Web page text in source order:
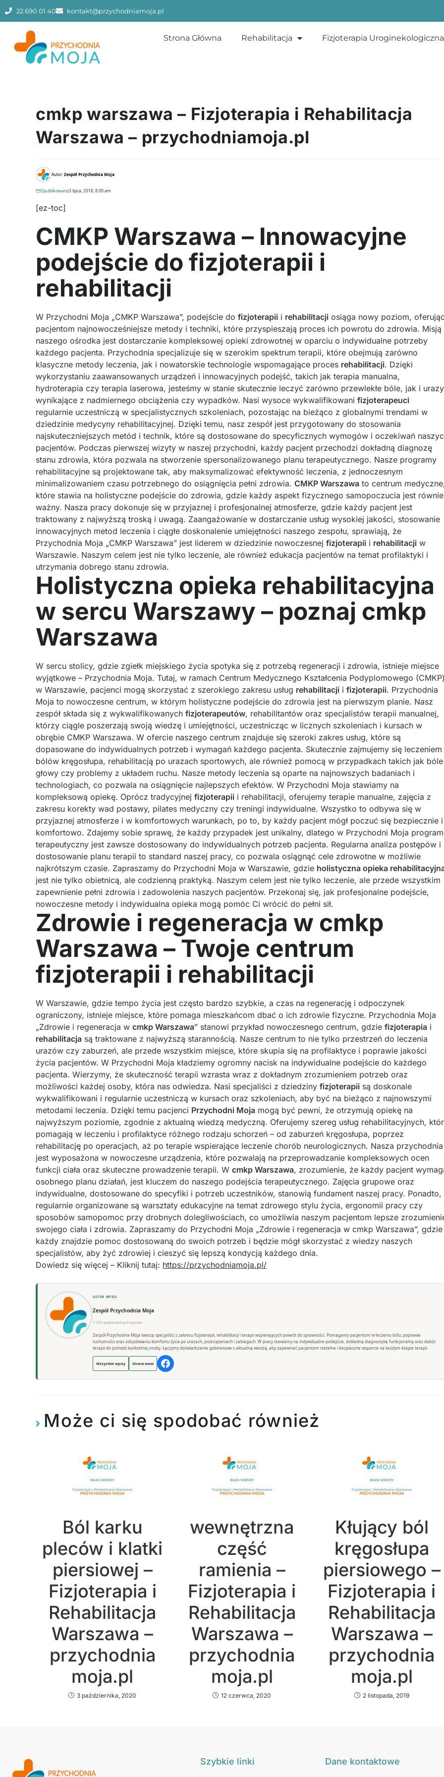
22 690 01 40 kontakt@przychodniamoja.pl
Strona Główna Rehabilitacja Fizjoterapia Uroginekologiczna
cmkp warszawa – Fizjoterapia i Rehabilitacja
Warszawa – przychodniamoja.pl
Autor:Zespół Przychodnia Moja
Opublikowano3 lipca, 2018, 8:00 am
[ez-toc]
CMKP Warszawa – Innowacyjne
podejście do fizjoterapii i
rehabilitacji
W Przychodni Moja „CMKP Warszawa”, podejście do fizjoterapii i rehabilitacji osiąga nowy poziom,
pacjentom najnowocześniejsze metody i techniki, które przyspieszają proces ich powrotu do zdrowia. Misją
naszego ośrodka jest dostarczanie kompleksowej opieki zdrowotnej w oparciu o indywidualne potrzeby
każdego pacjenta. Przychodnia specjalizuje się w szerokim spektrum terapii, które obejmują zarówno
klasyczne metody leczenia, jak i nowatorskie technologie wspomagające proces rehabilitacji. Dzięki
wykorzystaniu zaawansowanych urządzeń i innowacyjnych podejść, takich jak terapia manualna,
hydroterapia czy terapia laserowa, jesteśmy w stanie skutecznie leczyć zarówno przewlekłe bóle, jak i urazy
wynikające z nadmiernego obciążenia czy wypadków. Nasi wysoce wykwalifikowani fizjoterapeuci
regularnie uczestniczą w specjalistycznych szkoleniach, pozostając na bieżąco z globalnymi trendami w
dziedzinie medycyny rehabilitacyjnej. Dzięki temu, nasz zespół jest przygotowany do stosowania
najskuteczniejszych metód i technik, które są dostosowane do specyficznych wymogów i oczekiwań
pacjentów. Podczas pierwszej wizyty w naszej przychodni, każdy pacjent przechodzi dokładną diagnozę
stanu zdrowia, która pozwala na stworzenie spersonalizowanego planu terapeutycznego. Nasze programy
rehabilitacyjne są projektowane tak, aby maksymalizować efektywność leczenia, z jednoczesnym
minimalizowaniem czasu potrzebnego do osiągnięcia pełni zdrowia. CMKP Warszawa to centrum
które stawia na holistyczne podejście do zdrowia, gdzie każdy aspekt fizycznego samopoczucia jest równie
ważny. Nasza pracy dokonuje się w przyjaznej i profesjonalnej atmosferze, gdzie każdy pacjent jest
traktowany z najwyższą troską i uwagą. Zaangażowanie w dostarczanie usług wysokiej jakości, stosowanie
innowacyjnych metod leczenia i ciągłe doskonalenie umiejętności naszego zespołu, sprawiają, że
Przychodnia Moja „CMKP Warszawa” jest liderem w dziedzinie nowoczesnej fizjoterapii i rehabilitacji w
Warszawie. Naszym celem jest nie tylko leczenie, ale również edukacja pacjentów na temat profilaktyki i
utrzymania dobrego stanu zdrowia.
Holistyczna opieka rehabilitacyjna
w sercu Warszawy – poznaj cmkp
Warszawa
W sercu stolicy, gdzie zgiełk miejskiego życia spotyka się z potrzebą regeneracji i zdrowia, istnieje miejsce
wyjątkowe – Przychodnia Moja. Tutaj, w ramach Centrum Medycznego Kształcenia Podyplomowego (CMKP)
w Warszawie, pacjenci mogą skorzystać z szerokiego zakresu usług rehabilitacji i fizjoterapii. Przychodnia
Moja to nowoczesne centrum, w którym holistyczne podejście do zdrowia jest na pierwszym planie. Nasz
zespół składa się z wykwalifikowanych fizjoterapeutów, rehabilitantów oraz specjalistów terapii manualnej,
którzy ciągle poszerzają swoją wiedzę i umiejętności, uczestnicząc w licznych szkoleniach i kursach w
obrębie CMKP Warszawa. W ofercie naszego centrum znajduje się szeroki zakres usług, które są
dopasowane do indywidualnych potrzeb i wymagań każdego pacjenta. Skutecznie zajmujemy się leczeniem
bólów kręgosłupa, rehabilitacją po urazach sportowych, ale również pomocą w przypadkach takich jak bóle
głowy czy problemy z układem ruchu. Nasze metody leczenia są oparte na najnowszych badaniach i
technologiach, co pozwala na osiągnięcie najlepszych efektów. W Przychodni Moja stawiamy na
kompleksową opiekę. Oprócz tradycyjnej fizjoterapii i rehabilitacji, oferujemy terapie manualne, zajęcia z
zakresu korekty wad postawy, pilates medyczny czy treningi indywidualne. Wszystko to odbywa się w
przyjaznej atmosferze i w komfortowych warunkach, po to, by każdy pacjent mógł poczuć się bezpiecznie i
komfortowo. Zdajemy sobie sprawę, że każdy przypadek jest unikalny, dlatego w Przychodni Moja program
terapeutyczny jest zawsze dostosowany do indywidualnych potrzeb pacjenta. Regularna analiza postępów i
dostosowanie planu terapii to standard naszej pracy, co pozwala osiągnąć cele zdrowotne w możliwie
najkrótszym czasie. Zapraszamy do Przychodni Moja w Warszawie, gdzie holistyczna opieka
jest nie tylko obietnicą, ale codzienną praktyką. Naszym celem jest nie tylko leczenie, ale przede wszystkim
zapewnienie pełni zdrowia i zadowolenia naszych pacjentów. Przekonaj się, jak profesjonalne podejście,
nowoczesne metody i indywidualna opieka mogą pomóc Ci wrócić do pełni sił.
Zdrowie i regeneracja w cmkp
Warszawa – Twoje centrum
fizjoterapii i rehabilitacji
W Warszawie, gdzie tempo życia jest często bardzo szybkie, a czas na regenerację i odpoczynek
ograniczony, istnieje miejsce, które pomaga mieszkańcom dbać o ich zdrowie fizyczne. Przychodnia Moja
„Zdrowie i regeneracja w cmkp Warszawa” stanowi przykład nowoczesnego centrum, gdzie fizjoterapia i
rehabilitacja są traktowane z najwyższą starannością. Nasze centrum to nie tylko przestrzeń do leczenia
urazów czy zaburzeń, ale przede wszystkim miejsce, które skupia się na profilaktyce i poprawie jakości
życia pacjentów. W Przychodni Moja kładziemy ogromny nacisk na indywidualne podejście do każdego
pacjenta. Wierzymy, że skuteczność terapii wzrasta wraz z dokładnym zrozumieniem potrzeb oraz
możliwości każdej osoby, która nas odwiedza. Nasi specjaliści z dziedziny fizjoterapii są doskonale
wykwalifikowani i regularnie uczestniczą w kursach oraz szkoleniach, aby być na bieżąco z najnowszymi
metodami leczenia. Dzięki temu pacjenci Przychodni Moja mogą być pewni, że otrzymują opiekę na
najwyższym poziomie, zgodnie z aktualną wiedzą medyczną. Oferujemy szereg usług rehabilitacyjnych,
pomagają w leczeniu i profilaktyce różnego rodzaju schorzeń – od zaburzeń kręgosłupa, poprzez
rehabilitację po operacjach, aż po terapie wspierające leczenie chorób neurologicznych. Nasza przychodnia
jest wyposażona w nowoczesne urządzenia, które pozwalają na przeprowadzanie kompleksowych ocen
funkcji ciała oraz skuteczne prowadzenie terapii. W cmkp Warszawa, zrozumienie, że każdy pacjent
osobnego planu działań, jest kluczem do naszego podejścia terapeutycznego. Zajęcia grupowe oraz
indywidualne, dostosowane do specyfiki i potrzeb uczestników, stanowią fundament naszej pracy. Ponadto,
regularnie organizowane są warsztaty edukacyjne na temat zdrowego stylu życia, ergonomii pracy czy
sposobów samopomoc przy drobnych dolegliwościach, co umożliwia naszym pacjentom lepsze
swojego ciała i zdrowia. Zapraszamy do Przychodni Moja „Zdrowie i regeneracja w cmkp Warszawa”, gdzie
każdy znajdzie pomoc dostosowaną do swoich potrzeb i będzie mógł skorzystać z wiedzy naszych
specjalistów, aby żyć zdrowiej i cieszyć się lepszą kondycją każdego dnia.
Dowiedz się więcej – Kliknij tutaj: https://przychodniamoja.pl/
AUTOR WPISU
Zespół Przychodnia Moja
7 193 opublikowanych wpisów
Zespół Przychodnia Moja tworzą specjaliści z zakresu fizjoterapii, rehabilitacji i terapii wspierających powrót do sprawności. Pomagamy pacjentom w leczeniu bólu, poprawie
ruchomości oraz odzyskiwaniu komfortu życia po urazach, przeciążeniach i zabiegach. W pracy stawiamy na indywidualne podejście, dokładną diagnostykę funkcjonalną oraz dobór
terapii do potrzeb konkretnej osoby. Łączymy doświadczenie gabinetowe z aktualną wiedzą, aby zapewniać pacjentom rzetelne i bezpieczne wsparcie na każdym etapie terapii.
Wszystkie wpisy Strona www
Może ci się spodobać również
Ból karku
pleców i klatki
piersiowej –
Fizjoterapia i
Rehabilitacja
Warszawa –
przychodnia
moja.pl
3 października, 2020
wewnętrzna
część
ramienia –
Fizjoterapia i
Rehabilitacja
Warszawa –
przychodnia
moja.pl
12 czerwca, 2020
Kłujący ból
kręgosłupa
piersiowego –
Fizjoterapia i
Rehabilitacja
Warszawa –
przychodnia
moja.pl
2 listopada, 2019
Szybkie linki Dane kontaktowe